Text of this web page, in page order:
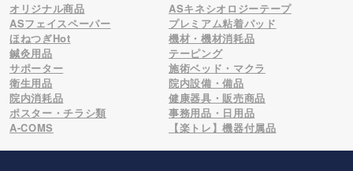
オリジナル商品
ASキネシオロジーテープ
ASフェイスペーパー
プレミアム粘着パッド
ほねつぎHot
機材・機材消耗品
鍼灸用品
テーピング
サポーター
施術ベッド・マクラ
衛生用品
院内設備・備品
院内消耗品
健康器具・販売商品
ポスター・チラシ類
事務用品・日用品
A-COMS
【楽トレ】機器付属品